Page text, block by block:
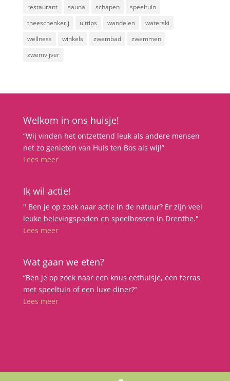
restaurant
sauna schapen
speeltuin
theeschenkerij
uittips wandelen
waterski
wellness
winkels zwembad
zwemmen
zwemvijver
Welkom in ons huisje!
“Wij vinden het ontzettend leuk als andere mensen
net zo genieten van Huis ten Bos als wij!”
Lees meer
Ik wil actie!
" Ben je op zoek naar actie in de natuur? Er zijn veel
leuke belevingspaden en speelbossen in Drenthe."
Lees meer
Wat gaan we eten?
“Ben je op zoek naar een knus eethuisje, een terras
met speeltuin of een luxe diner?”
Lees meer